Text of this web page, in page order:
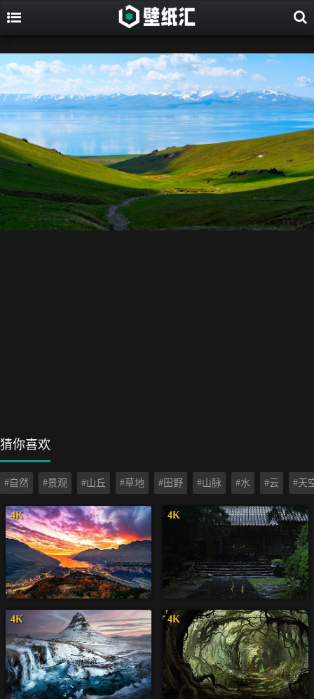
猜你喜欢
#自然 #景观 #山丘 #草地 #田野 #山脉 #水 #云 #天
4K 4K
4K 4K